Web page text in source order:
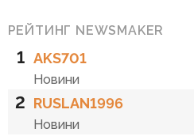
РЕЙТИНГ NEWSMAKER
1 AKS701
Новини
2 RUSLAN1996
Новини